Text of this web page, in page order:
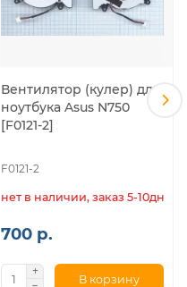
Вентилятор (кулер) для
ноутбука Asus N750
[F0121-2]
F0121-2
нет в наличии, заказ 5-10дн.
700 р.
В корзину